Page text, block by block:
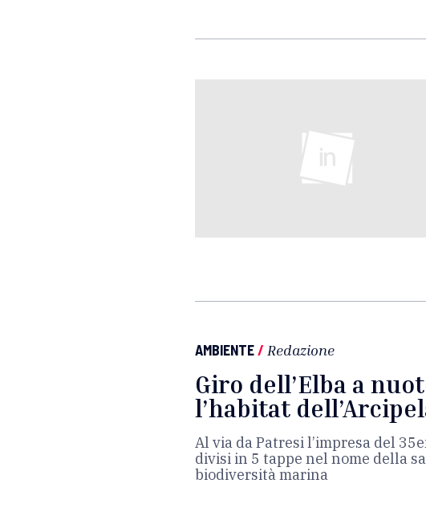
AMBIENTE/ Redazione
Giro dell’Elba a
l’habitat
Al via da Patresi l’impresa del
divisi in 5 tappe nel nome della
biodiversità marina